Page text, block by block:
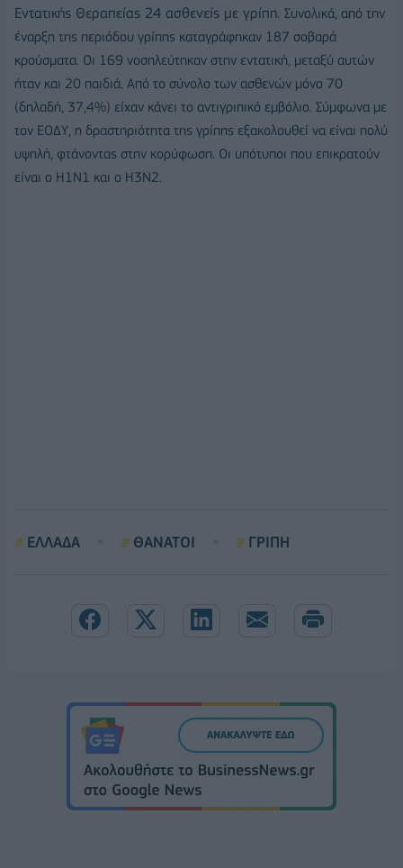
Εντατικής Θεραπείας 24 ασθενείς με γρίπη. Συνολικά, από την
έναρξη της περιόδου γρίπης καταγράφηκαν 187 σοβαρά
κρούσματα. Οι 169 νοσηλεύτηκαν στην εντατική, μεταξύ αυτών
ήταν και 20 παιδιά. Από το σύνολο των ασθενών μόνο 70
(δηλαδή, 37,4%) είχαν κάνει το αντιγριπικό εμβόλιο. Σύμφωνα με
τον ΕΟΔΥ, η δραστηριότητα της γρίπης εξακολουθεί να είναι πολύ
υψηλή, φτάνοντας στην κορύφωση. Οι υπότυποι που επικρατούν
είναι ο H1N1 και ο H3N2.
ΕΛΛΑΔΑ ΘΑΝΑΤΟΙ ΓΡΙΠΗ